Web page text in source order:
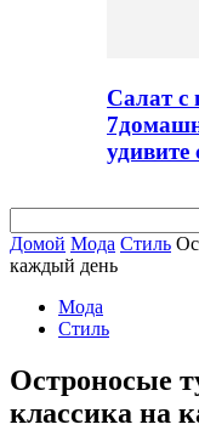
Салат с
удивите
Домой Мода Стиль
каждый день
Мода
Стиль
Остроносые
классика на